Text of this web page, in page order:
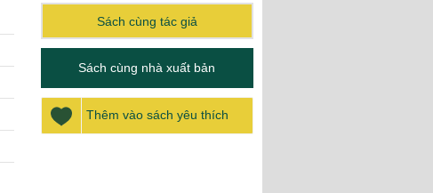
Sách cùng tác giả
Sách cùng nhà xuất bản
Thêm vào sách yêu thích